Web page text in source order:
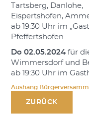
Tartsberg, Danlohe,
Eispertshofen,
ab 19:30 Uhr im
Pfeffertshofen
Do 02.05.2024für
Wimmersdorf und
ab 19:30 Uhr im
Aushang
ZURÜCK